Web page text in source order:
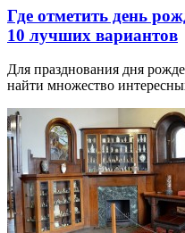
Где отметить день
10 лучших вариантов
Для празднования дня
найти множество